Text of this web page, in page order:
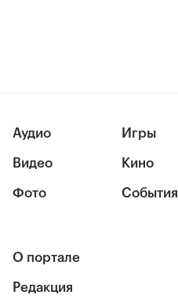
Аудио
Видео
Фото
Игры
Кино
События
О портале
Редакция